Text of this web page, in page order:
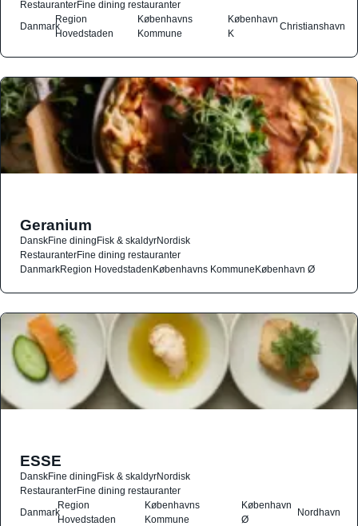
RestauranterFine dining restauranter
Danmark
Region
Hovedstaden
Københavns
Kommune
København
K
Christianshavn
Geranium
DanskFine diningFisk & skaldyrNordisk
RestauranterFine dining restauranter
DanmarkRegion HovedstadenKøbenhavns KommuneKøbenhavn Ø
ESSE
DanskFine diningFisk & skaldyrNordisk
RestauranterFine dining restauranter
Danmark
Region
Hovedstaden
Københavns
Kommune
København
Ø
Nordhavn